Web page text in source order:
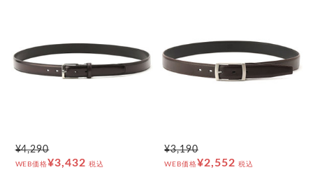
¥4,290
WEB価格¥3,432 税込
¥3,190
WEB価格¥2,552 税込